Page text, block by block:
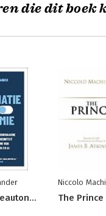
die dit boek
Informatieautonomie
Niccolo
The Prince